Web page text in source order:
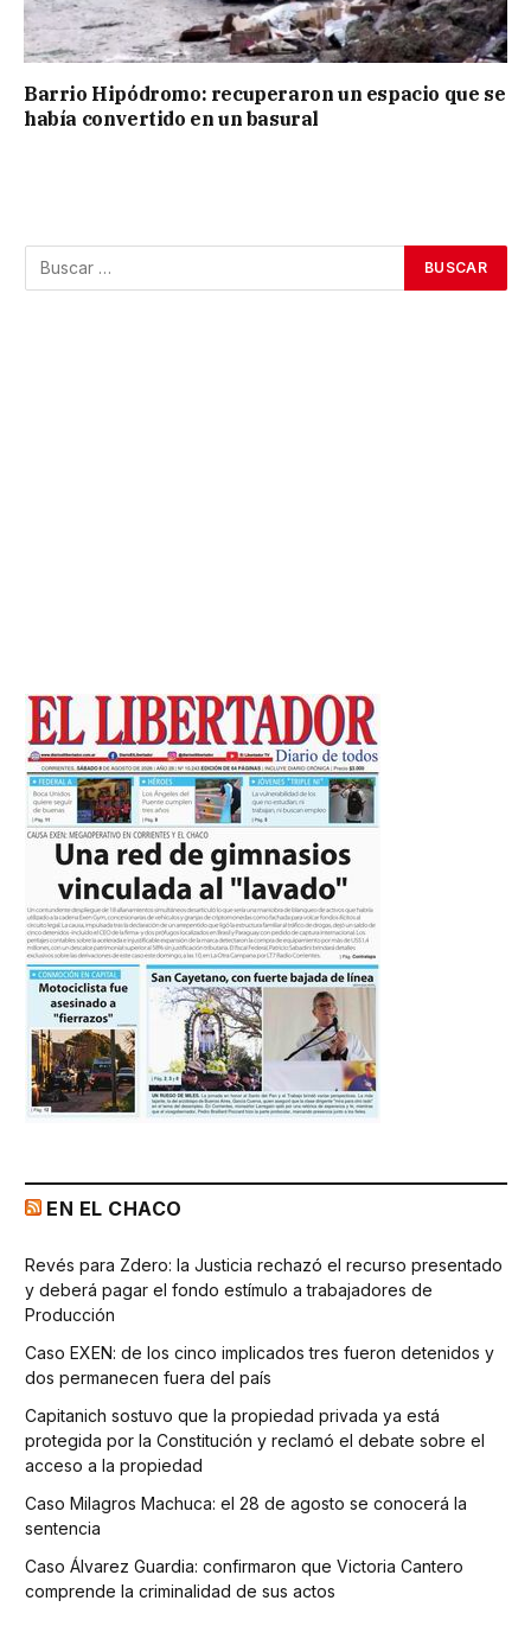
Barrio Hipódromo: recuperaron un espacio que se
había convertido en un basural
EN EL CHACO
Revés para Zdero: la Justicia rechazó el recurso presentado
y deberá pagar el fondo estímulo a trabajadores de
Producción
Caso EXEN: de los cinco implicados tres fueron detenidos y
dos permanecen fuera del país
Capitanich sostuvo que la propiedad privada ya está
protegida por la Constitución y reclamó el debate sobre el
acceso a la propiedad
Caso Milagros Machuca: el 28 de agosto se conocerá la
sentencia
Caso Álvarez Guardia: confirmaron que Victoria Cantero
comprende la criminalidad de sus actos